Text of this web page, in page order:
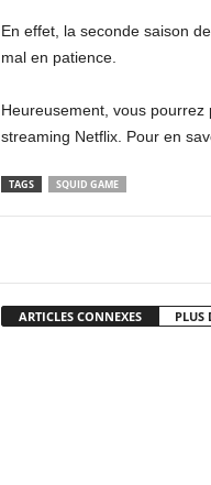
En effet, la seconde saison
mal en patience.
Heureusement, vous
streaming Netflix. Pour en
TAGS SQUID GAME
ARTICLES CONNEXES PLUS